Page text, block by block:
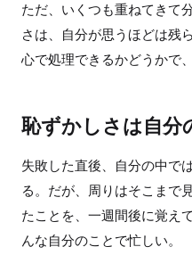
ただ、いくつも重ねてきて
さは、自分が思うほどは残
心で処理できるかどうかで
恥ずかしさは自分
失敗した直後、自分の中で
る。だが、周りはそこまで
たことを、一週間後に覚え
んな自分のことで忙しい。